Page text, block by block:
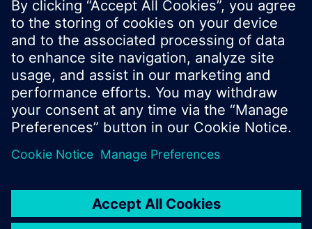
© Siemens Switzerland Ltd. 2017
Portfolio výrobků a ceny se mohou pro každou
Podmínky užití